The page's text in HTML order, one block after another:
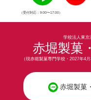
（受付対応：9:00〜17:00）
学校法人東
赤堀製菓
（現赤堀製菓専門学校・2027年4
赤堀製菓